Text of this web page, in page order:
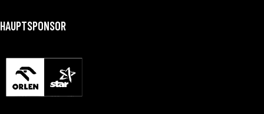
HAUPTSPONSOR